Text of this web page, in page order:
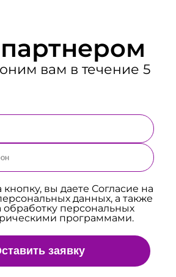
вам в течение 5
вы даете Согласие на
данных, а также
обработку персональных
программами.
заявку